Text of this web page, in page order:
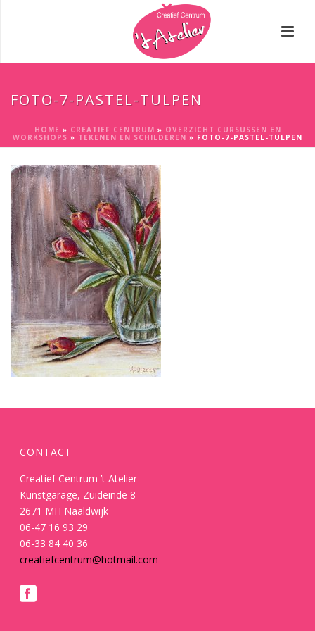
FOTO-7-PASTEL-TULPEN
HOME » CREATIEF CENTRUM » OVERZICHT CURSUSSEN EN
WORKSHOPS » TEKENEN EN SCHILDEREN » FOTO-7-PASTEL-TULPEN
CONTACT
Creatief Centrum ’t Atelier
Kunstgarage, Zuideinde 8
2671 MH Naaldwijk
06-47 16 93 29
06-33 84 40 36
creatiefcentrum@hotmail.com